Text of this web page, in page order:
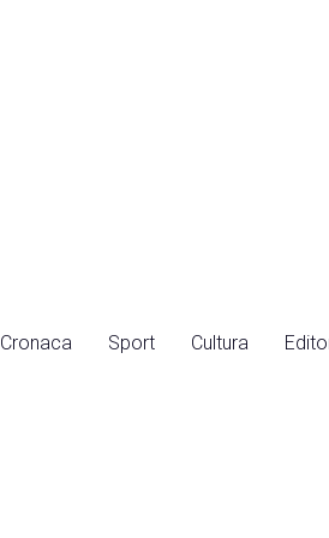
Cronaca Sport Cultura